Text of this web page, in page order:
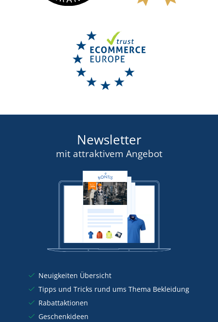
Newsletter
mit attraktivem Angebot
Neuigkeiten Übersicht
Tipps und Tricks rund ums Thema Bekleidung
Rabattaktionen
Geschenkideen